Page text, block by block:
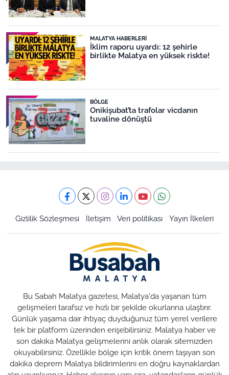
MALATYA HABERLERI
İklim raporu uyardı: 12 şehirle
birlikte Malatya en yüksek riskte!
BÖLGE
Onikişubat’ta trafolar vicdanın
tuvaline dönüştü
Gizlilik Sözleşmesi İletişim Veri politikası Yayın İlkeleri
Bu Sabah Malatya gazetesi, Malatya'da yaşanan tüm
gelişmeleri tarafsız ve hızlı bir şekilde okurlarına ulaştırır.
Günlük yaşama dair ihtiyaç duyduğunuz tüm yerel verilere
tek bir platform üzerinden erişebilirsiniz. Malatya haber ve
son dakika Malatya gelişmelerini anlık olarak sitemizden
okuyabilirsiniz. Özellikle bölge için kritik önem taşıyan son
dakika deprem Malatya bildirimlerini en doğru kaynaklardan